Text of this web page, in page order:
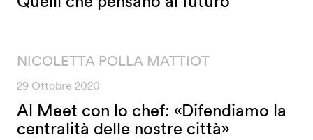
NICOLETTA POLLA MATTIOT
29 Ottobre 2020
Al Meet con lo chef: «Difendiamo la
centralità delle nostre città»